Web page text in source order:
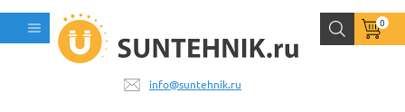
info@suntehnik.ru
0